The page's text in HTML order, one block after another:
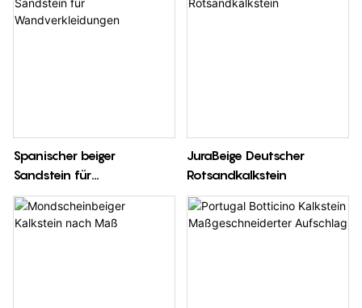
Spanischer beiger
Sandstein für
Wandverkleidungen
JuraBeige Deutscher
Rotsandkalkstein